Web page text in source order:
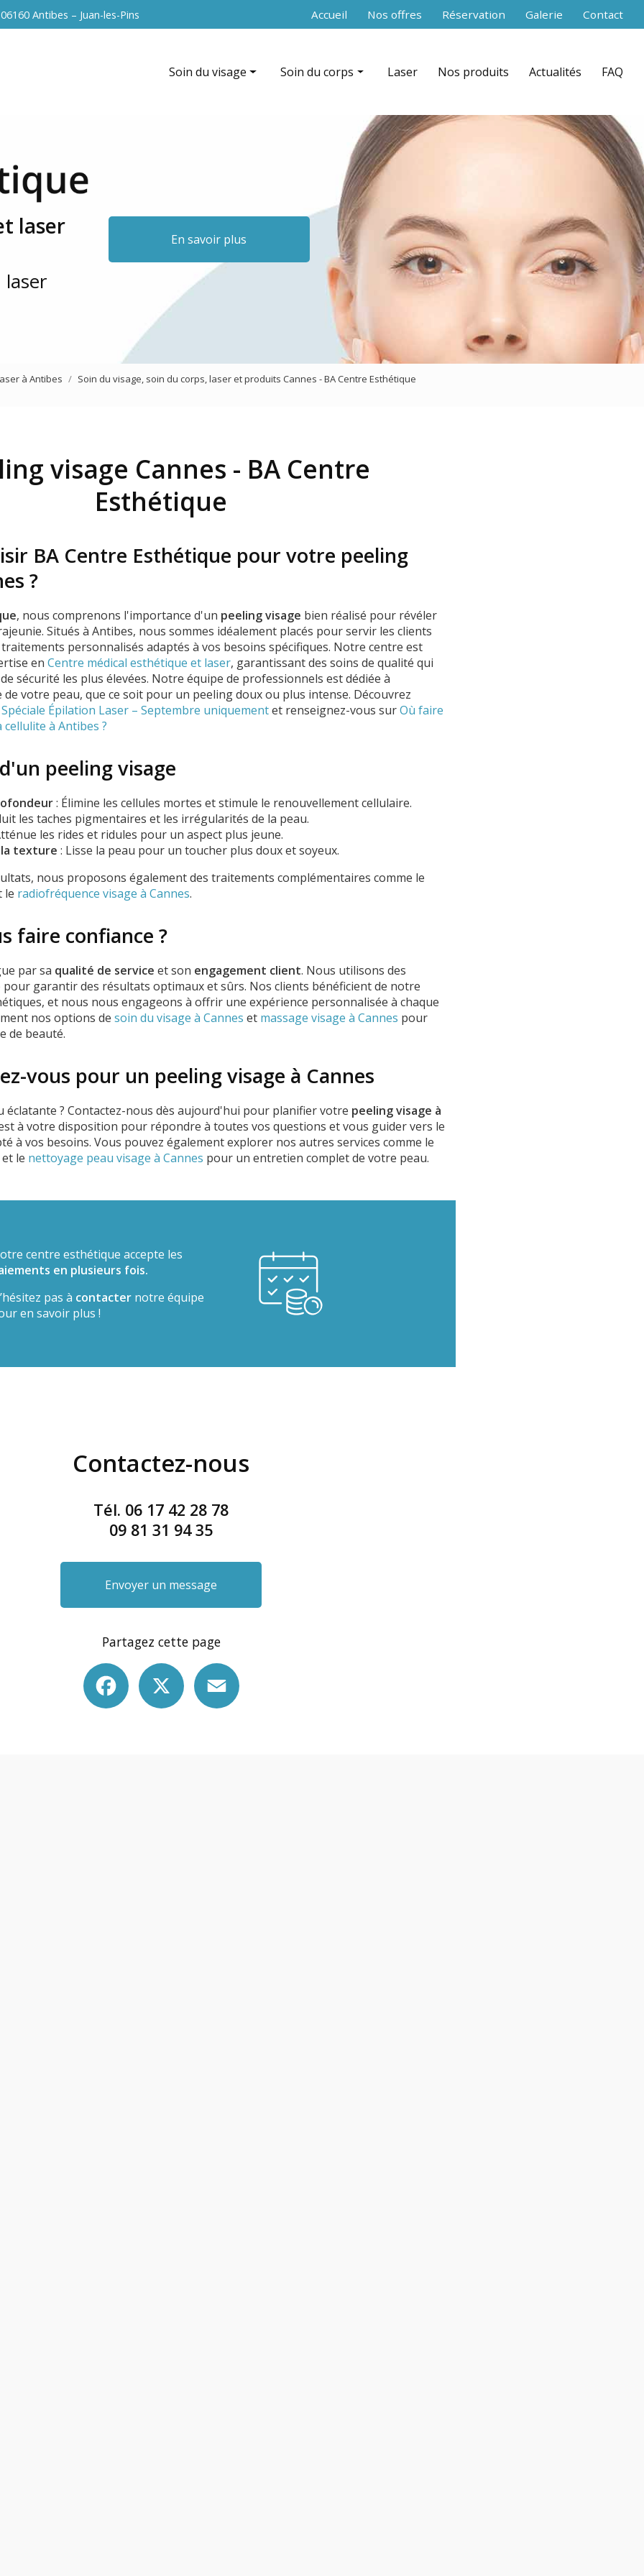
06160 Antibes – Juan-les-Pins Navigation secondaire
Accueil Nos offres Réservation Galerie Contact
Soin du visage
EndyMed intensif (radiofréquence aiguilles)
Radiofréquence du visage
La microdermabrasion
Mésothérapie virtuelle du visage
Traitement des yeux
Jet Peel
Soin du corps
EndyMed RF Shaper contouring par zone
La cavitation + infrarouge par zone
Radiofréquence par zone
Vacuum celludrain CelluDrain™ par zone
Peeling du corps
Laser Nos produits Actualités FAQ
laser
laser
En savoir plus
à Antibes Soin du visage, soin du corps, laser et produits Cannes - BA Centre Esthétique
visage Cannes - BA Centre
Esthétique
BA Centre Esthétique pour votre peeling
?
, nous comprenons l'importance d'un peeling visage bien réalisé pour révéler
Situés à Antibes, nous sommes idéalement placés pour servir les clients
personnalisés adaptés à vos besoins spécifiques. Notre centre est
en Centre médical esthétique et laser, garantissant des soins de qualité qui
sécurité les plus élevées. Notre équipe de professionnels est dédiée à
votre peau, que ce soit pour un peeling doux ou plus intense. Découvrez
Épilation Laser – Septembre uniquementet renseignez-vous surOù faire
à Antibes ?
peeling visage
: Élimine les cellules mortes et stimule le renouvellement cellulaire.
les taches pigmentaires et les irrégularités de la peau.
les rides et ridules pour un aspect plus jeune.
texture : Lisse la peau pour un toucher plus doux et soyeux.
nous proposons également des traitements complémentaires comme le
le radiofréquence visage à Cannes.
faire confiance ?
par sa qualité de service et son engagement client. Nous utilisons des
garantir des résultats optimaux et sûrs. Nos clients bénéficient de notre
et nous nous engageons à offrir une expérience personnalisée à chaque
nos options de soin du visage à Cannes et massage visage à Cannes pour
de beauté.
vous pour un peeling visage à Cannes
éclatante ? Contactez-nous dès aujourd'hui pour planifier votre peeling visage à
à votre disposition pour répondre à toutes vos questions et vous guider vers le
à vos besoins. Vous pouvez également explorer nos autres services comme le
et le nettoyage peau visage à Cannes pour un entretien complet de votre peau.
centre esthétique accepte les
en plusieurs fois.
pas à contacter notre équipe
en savoir plus !
Contactez-nous
Tél. 06 17 42 28 78
09 81 31 94 35
Envoyer un message
Partagez cette page
Facebook